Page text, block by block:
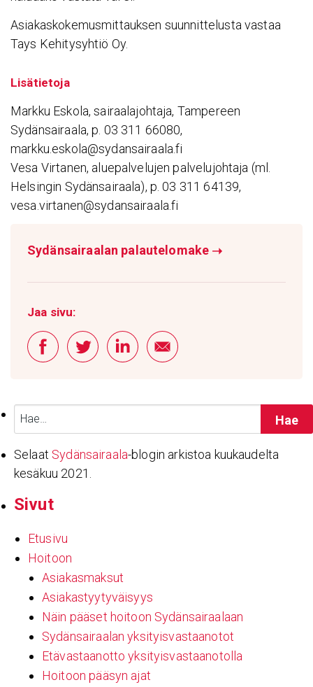
Asiakaskokemusmittauksen suunnittelusta vastaa
Tays Kehitysyhtiö Oy.
Lisätietoja
Markku Eskola, sairaalajohtaja, Tampereen
Sydänsairaala, p. 03 311 66080,
markku.eskola@sydansairaala.fi
Vesa Virtanen, aluepalvelujen palvelujohtaja (ml.
Helsingin Sydänsairaala), p. 03 311 64139,
vesa.virtanen@sydansairaala.fi
Sydänsairaalan palautelomake ➝
Jaa sivu:
Haku:
Selaat Sydänsairaala-blogin arkistoa kuukaudelta
kesäkuu 2021.
Sivut
Etusivu
Hoitoon
Asiakasmaksut
Asiakastyytyväisyys
Näin pääset hoitoon Sydänsairaalaan
Sydänsairaalan yksityisvastaanotot
Etävastaanotto yksityisvastaanotolla
Hoitoon pääsyn ajat